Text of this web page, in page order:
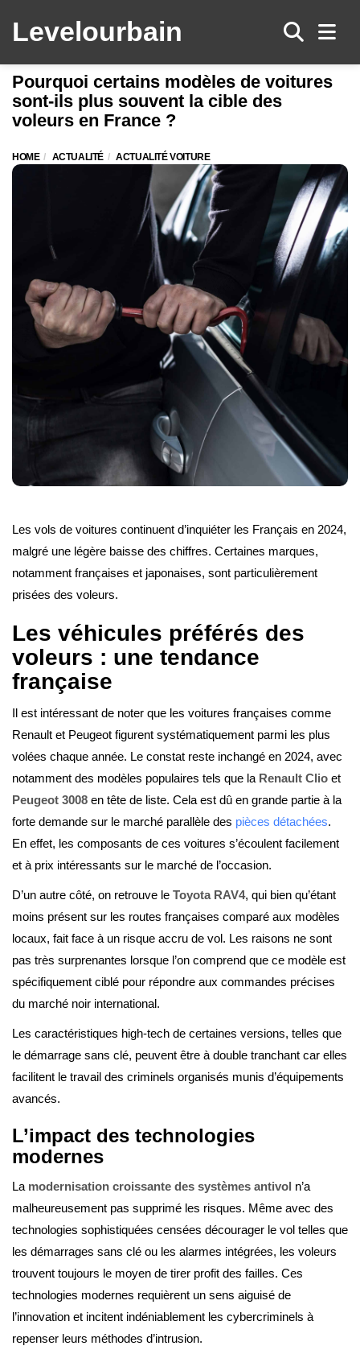
Levelourbain
Pourquoi certains modèles de voitures
sont-ils plus souvent la cible des
voleurs en France ?
HOME ACTUALITÉ ACTUALITÉ VOITURE
Les vols de voitures continuent d’inquiéter les Français en 2024,
malgré une légère baisse des chiffres. Certaines marques,
notamment françaises et japonaises, sont particulièrement
prisées des voleurs.
Les véhicules préférés des
voleurs : une tendance
française
Il est intéressant de noter que les voitures françaises comme
Renault et Peugeot figurent systématiquement parmi les plus
volées chaque année. Le constat reste inchangé en 2024, avec
notamment des modèles populaires tels que la Renault Clio et
Peugeot 3008 en tête de liste. Cela est dû en grande partie à la
forte demande sur le marché parallèle des pièces détachées.
En effet, les composants de ces voitures s’écoulent facilement
et à prix intéressants sur le marché de l’occasion.
D’un autre côté, on retrouve le Toyota RAV4, qui bien qu’étant
moins présent sur les routes françaises comparé aux modèles
locaux, fait face à un risque accru de vol. Les raisons ne sont
pas très surprenantes lorsque l’on comprend que ce modèle est
spécifiquement ciblé pour répondre aux commandes précises
du marché noir international.
Les caractéristiques high-tech de certaines versions, telles que
le démarrage sans clé, peuvent être à double tranchant car elles
facilitent le travail des criminels organisés munis d’équipements
avancés.
L’impact des technologies
modernes
La modernisation croissante des systèmes antivol n’a
malheureusement pas supprimé les risques. Même avec des
technologies sophistiquées censées décourager le vol telles que
les démarrages sans clé ou les alarmes intégrées, les voleurs
trouvent toujours le moyen de tirer profit des failles. Ces
technologies modernes requièrent un sens aiguisé de
l’innovation et incitent indéniablement les cybercriminels à
repenser leurs méthodes d’intrusion.